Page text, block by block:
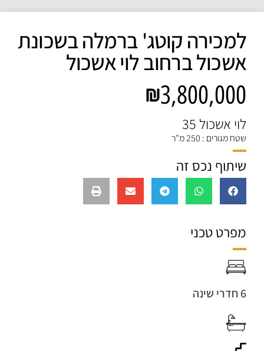
למכירה קוטג' ברמלה בשכונת
אשכול ברחוב לוי אשכול
3,800,000
לוי אשכול 35
שטח מגורים : 250 מ"ר
שיתוף נכס זה
מפרט טכני